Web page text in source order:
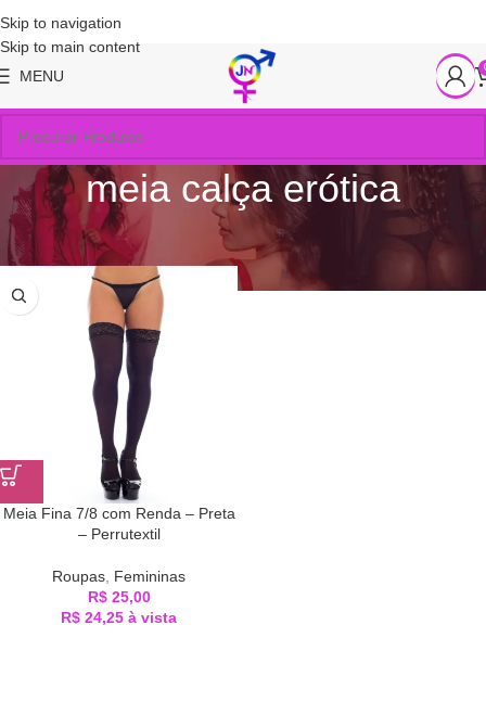
Skip to navigation
Skip to main content
MENU
meia calça erótica
Início Produtos marcados com a tag “meia calça erótica”
Meia Fina 7/8 com Renda – Preta
– Perrutextil
Roupas Femininas
R$25,00
R$ 24,25 à vista